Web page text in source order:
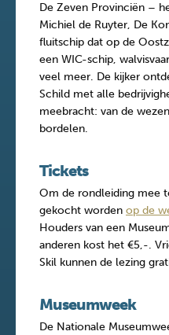
De Zeven Provinciën –
Michiel de Ruyter, De
fluitschip dat op de
een WIC-schip,
veel meer. De kijker
Schild met alle
meebracht: van de
bordelen.
Tickets
Om de rondleiding mee
gekocht worden op de
Houders van een
anderen kost het €5,-.
Skil kunnen de lezing
Museumweek
De Nationale